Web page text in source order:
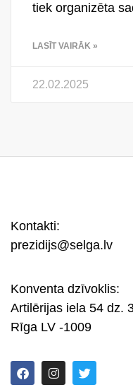
tiek organizēta
LASĪT VAIRĀK »
22.02.2025
Kontakti:
prezidijs@selga.lv
Konventa dzīvoklis:
Artilērijas iela 54 dz.
Rīga LV -1009